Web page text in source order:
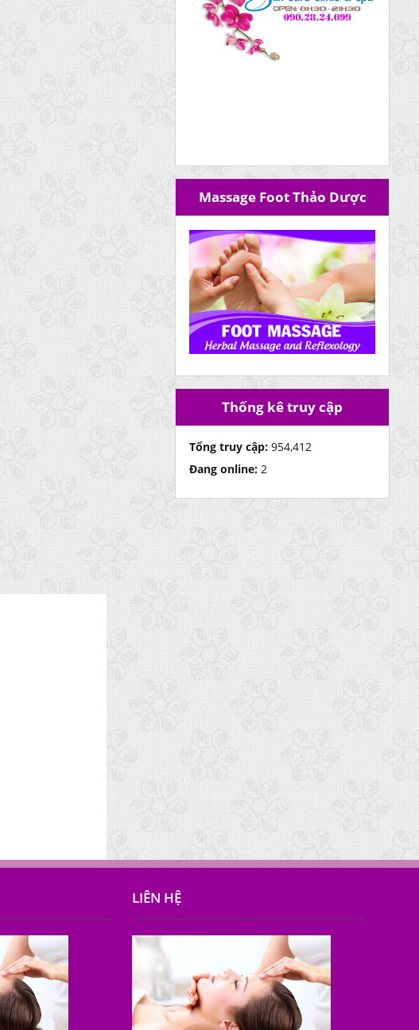
Massage Foot Thảo Dược
Thống kê truy cập
Tổng truy cập: 954,412
Đang online: 2
LIÊN HỆ